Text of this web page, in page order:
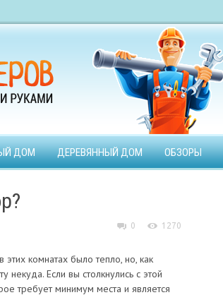
ДОМ ДЕРЕВЯННЫЙ ДОМ ОБЗОРЫ
0 1270
комнатах было тепло, но, как
некуда. Если вы столкнулись с этой
требует минимум места и является